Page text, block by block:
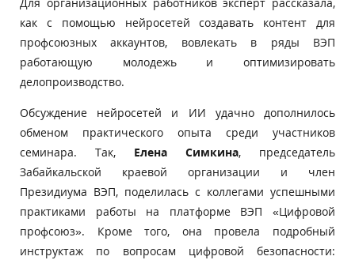
Для организационных работников эксперт рассказала,
как с помощью нейросетей создавать контент для
профсоюзных аккаунтов, вовлекать в ряды ВЭП
работающую молодежь и оптимизировать
делопроизводство.
Обсуждение нейросетей и ИИ удачно дополнилось
обменом практического опыта среди участников
семинара. Так, Елена Симкина, председатель
Забайкальской краевой организации и член
Президиума ВЭП, поделилась с коллегами успешными
практиками работы на платформе ВЭП «Цифровой
профсоюз». Кроме того, она провела подробный
инструктаж по вопросам цифровой безопасности: